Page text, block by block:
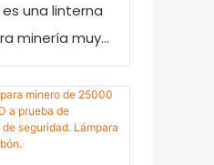
es una linterna
minería muy
Cuenta con un
batería baja
al usuario que